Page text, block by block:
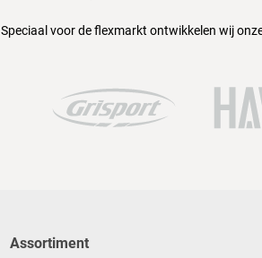
Speciaal voor de flexmarkt ontwikkelen wij
Assortiment